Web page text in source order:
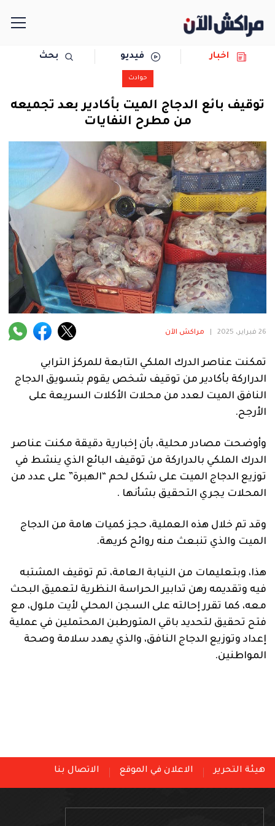
مجتمع
رياضة
حوادث
دولية
المرأة
فنية
منوعة
آراء
اخبار فيديو بحث
حوادث
توقيف بائع الدجاج الميت بأكادير بعد تجميعه
من مطرح النفايات
26 فبراير، 2025 مراكش الآن
تمكنت عناصر الدرك الملكي التابعة للمركز الترابي
الدراركة بأكادير من توقيف شخص يقوم بتسويق الدجاج
النافق الميت لعدد من محلات الأكلات السريعة على
الأرجح.
وأوضحت مصادر محلية، بأن إخبارية دقيقة مكنت عناصر
الدرك الملكي بالدراركة من توقيف البائع الذي ينشط في
توزيع الدجاج الميت على شكل لحم “الهبرة” على عدد من
المحلات يجري التحقيق بشأنها .
وقد تم خلال هذه العملية، حجز كميات هامة من الدجاج
الميت والذي تنبعث منه روائح كريهة.
هذا، وبتعليمات من النيابة العامة، تم توقيف المشتبه
فيه وتقديمه رهن تدابير الحراسة النظرية لتعميق البحث
معه، كما تقرر إحالته على السجن المحلي لأيت ملول، مع
فتح تحقيق لتحديد باقي المتورطبن المحتملين في عملية
إعداد وتوزيع الدجاج النافق، والذي يهدد سلامة وصحة
المواطنين.
هيئة التحرير الاعلان في الموقع الاتصال بنا